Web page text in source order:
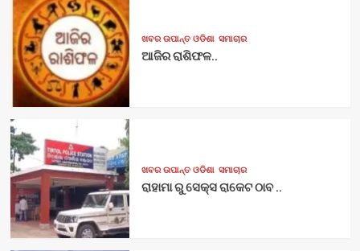
ଖବର ଉପାନ୍ତ ଓଡିଶା ସମାଚାର
ଆଜିର ରାଶିଫଳ..
ଖବର ଉପାନ୍ତ ଓଡିଶା ସମାଚାର
ରାହାମା ରୁ ସେକ୍ସ ରାକେଟ ଠାବ ..